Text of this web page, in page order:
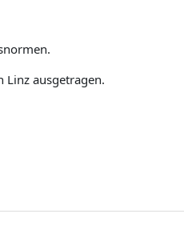
ausgetragen.